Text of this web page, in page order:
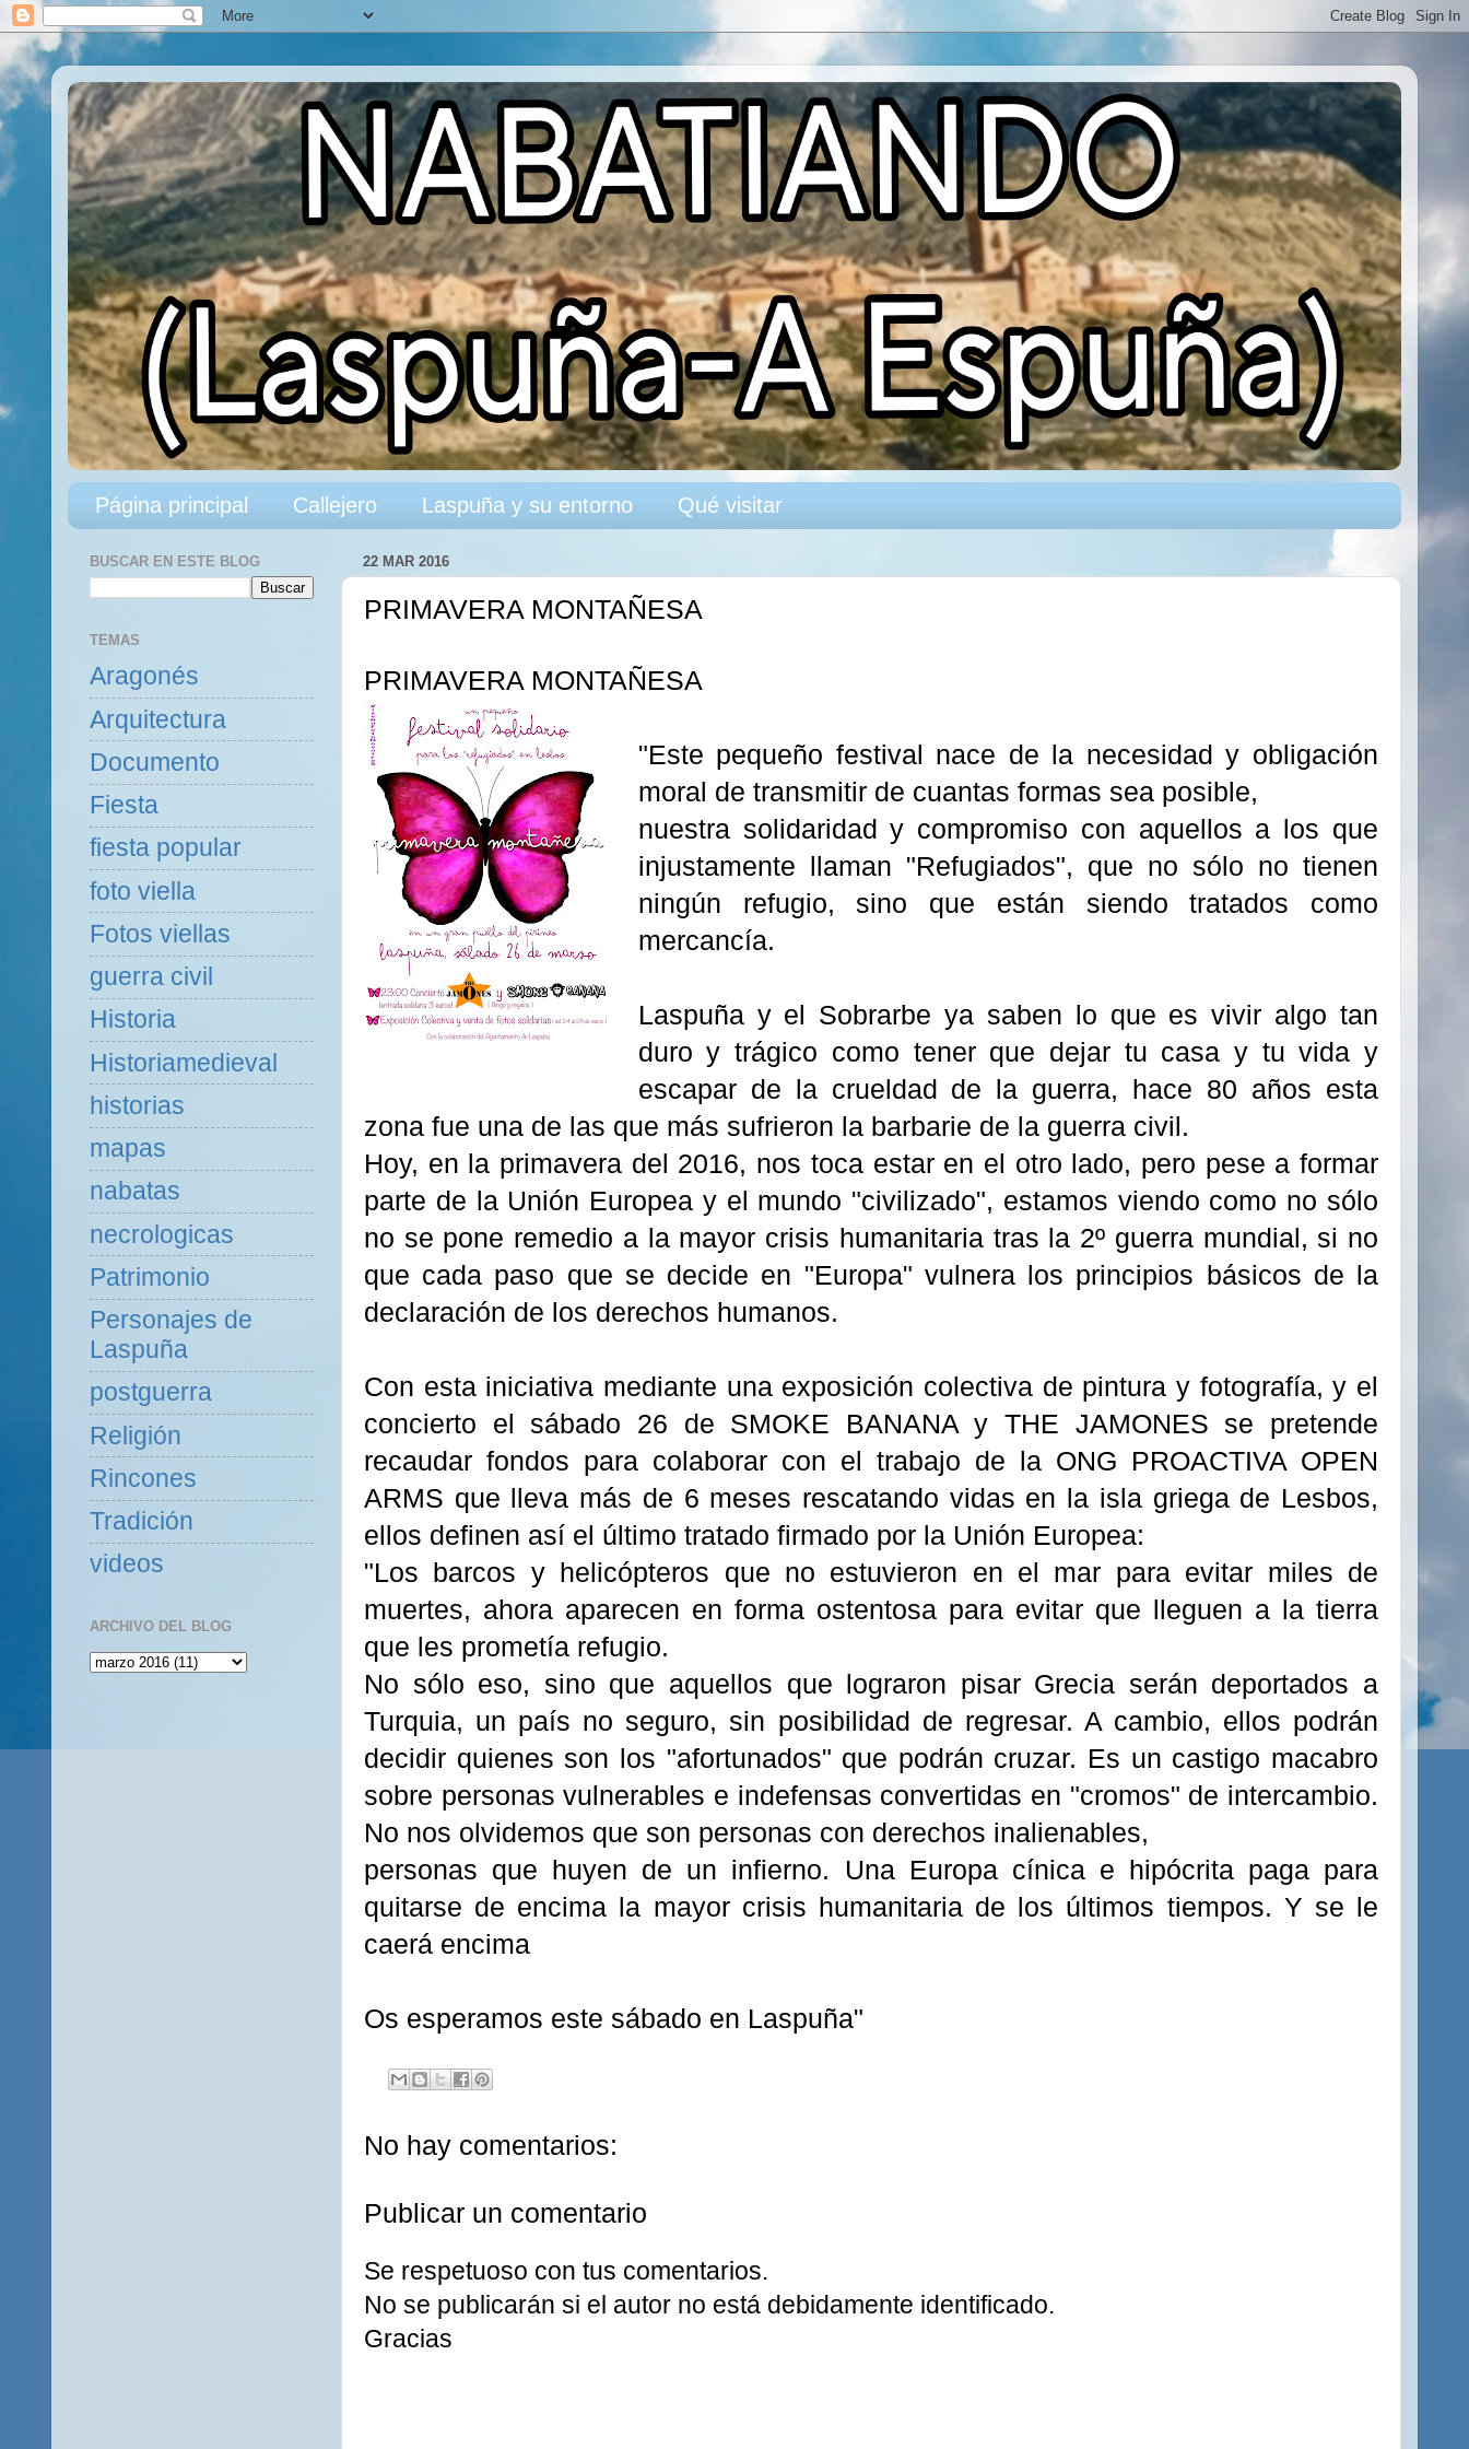
Página principal Callejero Laspuña y su entorno Qué visitar
22 MAR 2016
PRIMAVERA MONTAÑESA
PRIMAVERA MONTAÑESA
"Este pequeño festival nace de la necesidad y obligación
moral de transmitir de cuantas formas sea posible,
nuestra solidaridad y compromiso con aquellos a los que
injustamente llaman "Refugiados", que no sólo no tienen
ningún refugio, sino que están siendo tratados como
mercancía.
Laspuña y el Sobrarbe ya saben lo que es vivir algo tan
duro y trágico como tener que dejar tu casa y tu vida y
escapar de la crueldad de la guerra, hace 80 años esta
zona fue una de las que más sufrieron la barbarie de la guerra civil.
Hoy, en la primavera del 2016, nos toca estar en el otro lado, pero pese a formar
parte de la Unión Europea y el mundo "civilizado", estamos viendo como no sólo
no se pone remedio a la mayor crisis humanitaria tras la 2º guerra mundial, si no
que cada paso que se decide en "Europa" vulnera los principios básicos de la
declaración de los derechos humanos.
Con esta iniciativa mediante una exposición colectiva de pintura y fotografía, y el
concierto el sábado 26 de SMOKE BANANA y THE JAMONES se pretende
recaudar fondos para colaborar con el trabajo de la ONG PROACTIVA OPEN
ARMS que lleva más de 6 meses rescatando vidas en la isla griega de Lesbos,
ellos definen así el último tratado firmado por la Unión Europea:
"Los barcos y helicópteros que no estuvieron en el mar para evitar miles de
muertes, ahora aparecen en forma ostentosa para evitar que lleguen a la tierra
que les prometía refugio.
No sólo eso, sino que aquellos que lograron pisar Grecia serán deportados a
Turquia, un país no seguro, sin posibilidad de regresar. A cambio, ellos podrán
decidir quienes son los "afortunados" que podrán cruzar. Es un castigo macabro
sobre personas vulnerables e indefensas convertidas en "cromos" de intercambio.
No nos olvidemos que son personas con derechos inalienables,
personas que huyen de un infierno. Una Europa cínica e hipócrita paga para
quitarse de encima la mayor crisis humanitaria de los últimos tiempos. Y se le
caerá encima
Os esperamos este sábado en Laspuña"
No hay comentarios:
Publicar un comentario
Se respetuoso con tus comentarios.
No se publicarán si el autor no está debidamente identificado.
Gracias
BUSCAR EN ESTE BLOG
TEMAS
Aragonés
Arquitectura
Documento
Fiesta
fiesta popular
foto viella
Fotos viellas
guerra civil
Historia
Historiamedieval
historias
mapas
nabatas
necrologicas
Patrimonio
Personajes de
Laspuña
postguerra
Religión
Rincones
Tradición
videos
ARCHIVO DEL BLOG